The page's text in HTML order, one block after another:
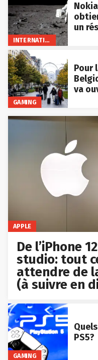
INTERNATIONAL
un
GAMING
Pour
va
APPLE
De l’iPhone
studio: tout
attendre de
(à suivre en
GAMING
PS5?